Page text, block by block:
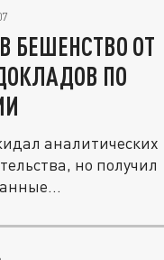
БЕШЕНСТВО ОТ
ПО
аналитических
но получил